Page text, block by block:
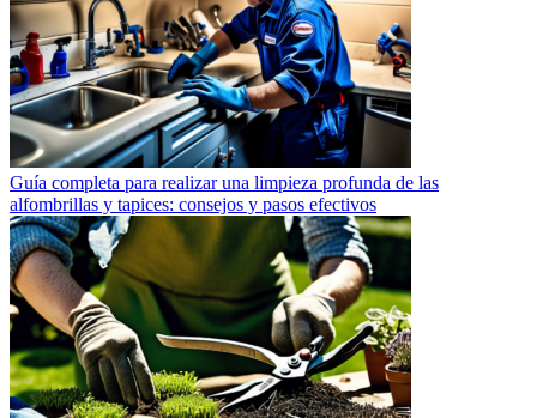
Guía completa para realizar una limpieza profunda de las
alfombrillas y tapices: consejos y pasos efectivos